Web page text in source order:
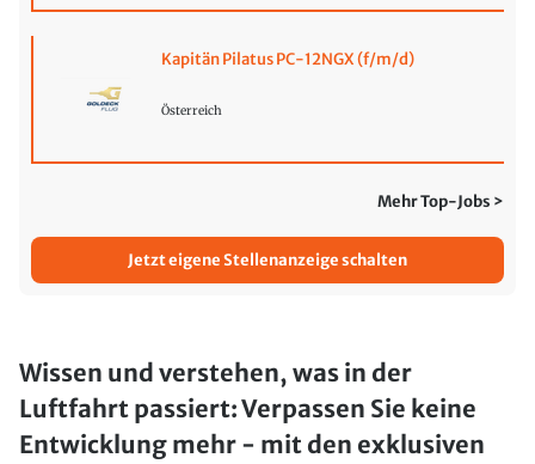
Kapitän Pilatus PC-12NGX (f/m/d)
Österreich
Mehr Top-Jobs >
Jetzt eigene Stellenanzeige schalten
Wissen und verstehen, was in der
Luftfahrt passiert: Verpassen Sie keine
Entwicklung mehr - mit den exklusiven